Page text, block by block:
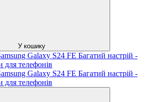
У кошику